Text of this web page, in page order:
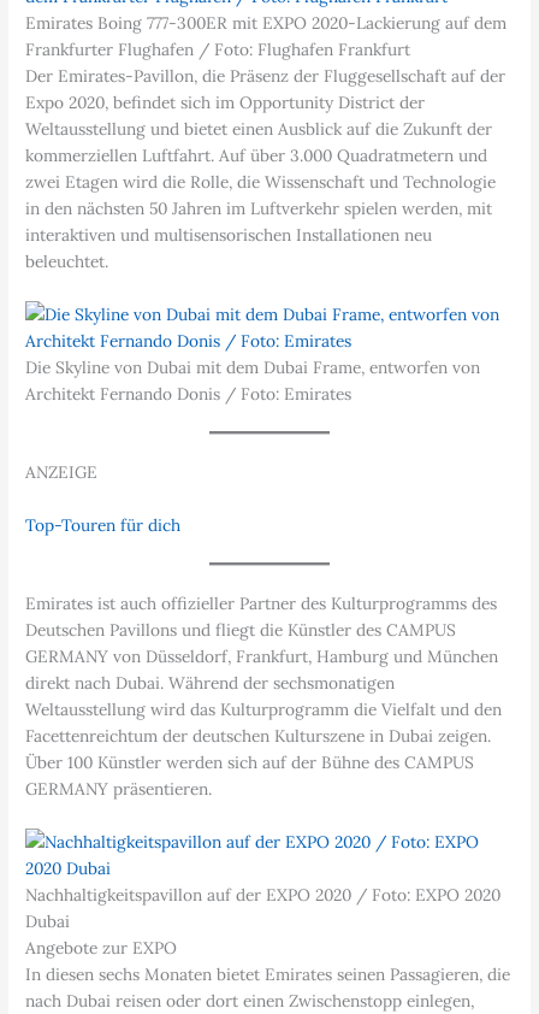
Emirates Boing 777-300ER mit EXPO 2020-Lackierung auf dem
Frankfurter Flughafen / Foto: Flughafen Frankfurt
Der Emirates-Pavillon, die Präsenz der Fluggesellschaft auf der
Expo 2020, befindet sich im Opportunity District der
Weltausstellung und bietet einen Ausblick auf die Zukunft der
kommerziellen Luftfahrt. Auf über 3.000 Quadratmetern und
zwei Etagen wird die Rolle, die Wissenschaft und Technologie
in den nächsten 50 Jahren im Luftverkehr spielen werden, mit
interaktiven und multisensorischen Installationen neu
beleuchtet.
Die Skyline von Dubai mit dem Dubai Frame, entworfen von
Architekt Fernando Donis / Foto: Emirates
ANZEIGE
Top-Touren für dich
Emirates ist auch offizieller Partner des Kulturprogramms des
Deutschen Pavillons und fliegt die Künstler des CAMPUS
GERMANY von Düsseldorf, Frankfurt, Hamburg und München
direkt nach Dubai. Während der sechsmonatigen
Weltausstellung wird das Kulturprogramm die Vielfalt und den
Facettenreichtum der deutschen Kulturszene in Dubai zeigen.
Über 100 Künstler werden sich auf der Bühne des CAMPUS
GERMANY präsentieren.
Nachhaltigkeitspavillon auf der EXPO 2020 / Foto: EXPO 2020
Dubai
Angebote zur EXPO
In diesen sechs Monaten bietet Emirates seinen Passagieren, die
nach Dubai reisen oder dort einen Zwischenstopp einlegen,